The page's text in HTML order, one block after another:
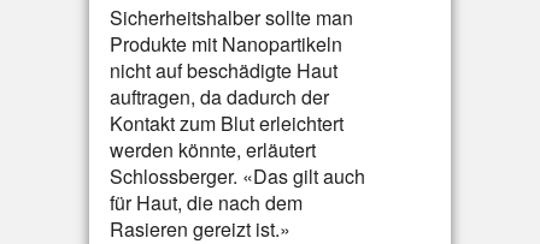
Sicherheitshalber sollte man
Produkte mit Nanopartikeln
nicht auf beschädigte Haut
auftragen, da dadurch der
Kontakt zum Blut erleichtert
werden könnte, erläutert
Schlossberger. «Das gilt auch
für Haut, die nach dem
Rasieren gereizt ist.»